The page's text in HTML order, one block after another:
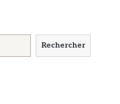
Rechercher